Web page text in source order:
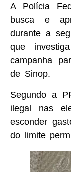
A Polícia
busca e
durante a
que
campanha
de Sinop.
Segundo a
ilegal nas
esconder
do limite